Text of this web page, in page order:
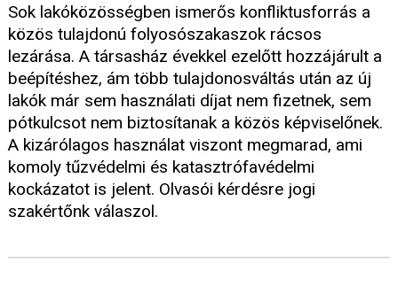
Sok lakóközösségben ismerős konfliktusforrás a
közös tulajdonú folyosószakaszok rácsos
lezárása. A társasház évekkel ezelőtt hozzájárult a
beépítéshez, ám több tulajdonosváltás után az új
lakók már sem használati díjat nem fizetnek, sem
pótkulcsot nem biztosítanak a közös képviselőnek.
A kizárólagos használat viszont megmarad, ami
komoly tűzvédelmi és katasztrófavédelmi
kockázatot is jelent. Olvasói kérdésre jogi
szakértőnk válaszol.